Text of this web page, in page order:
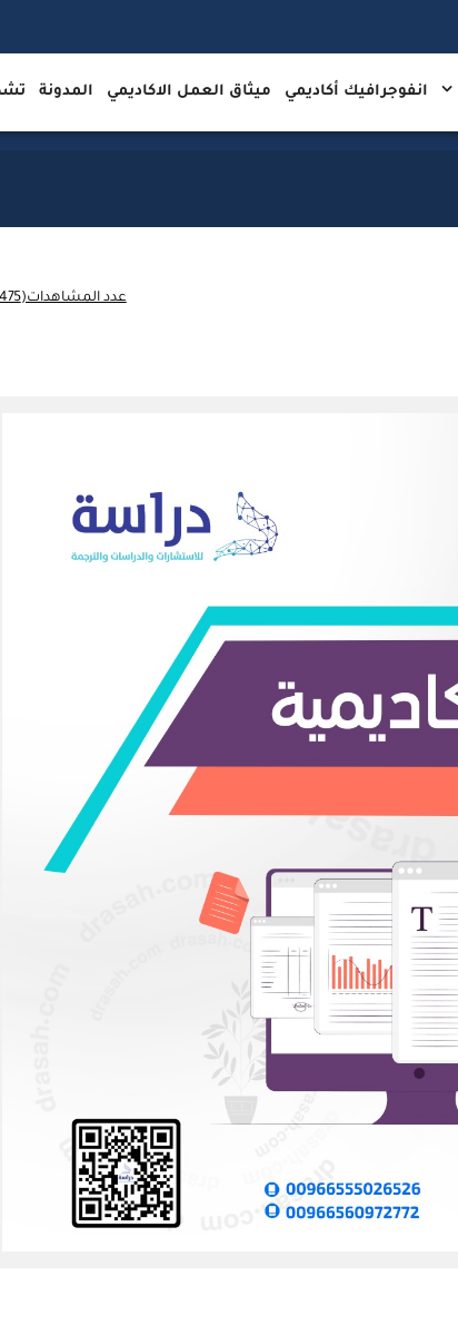
انفوجرافيك أكاديمي ميثاق العمل الاكاديمي المدونة
عدد المشاهدات(6475)